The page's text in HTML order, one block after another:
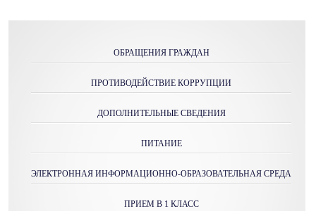
ОБРАЩЕНИЯ ГРАЖДАН
ПРОТИВОДЕЙСТВИЕ КОРРУПЦИИ
ДОПОЛНИТЕЛЬНЫЕ СВЕДЕНИЯ
ПИТАНИЕ
ЭЛЕКТРОННАЯ ИНФОРМАЦИОННО-ОБРАЗОВАТЕЛЬНАЯ СРЕДА
ПРИЕМ В 1 КЛАСС